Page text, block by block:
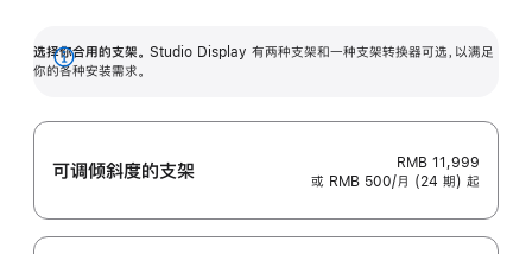
选择你合用的支架。 Studio Display 有两种支架和一种支架转换器可选，以满足
你的各种安装需求。
展
可调倾斜度的支架
RMB 11,999
或 RMB 500/月 (24 期) 起